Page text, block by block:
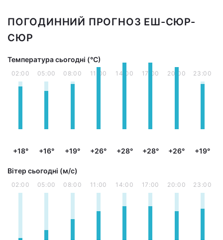
ПОГОДИННИЙ ПРОГНОЗ ЕШ-СЮР-
СЮР
Температура сьогодні (°С)
02:00
+18°
05:00
+16°
08:00
+19°
11:00
+26°
14:00
+28°
17:00
+28°
20:00
+26°
23:00
+19°
Вітер сьогодні (м/с)
02:00 05:00 08:00 11:00 14:00 17:00 20:00 23:00